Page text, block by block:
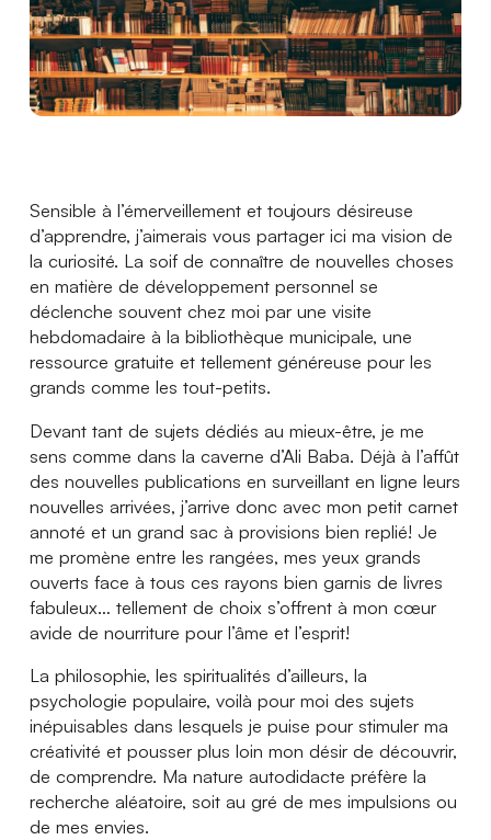
Espace médias
Espace municipalités
Sensible à l’émerveillement et toujours désireuse
d’apprendre, j’aimerais vous partager ici ma vision de
la curiosité. La soif de connaître de nouvelles choses
en matière de développement personnel se
déclenche souvent chez moi par une visite
hebdomadaire à la bibliothèque municipale, une
ressource gratuite et tellement généreuse pour les
grands comme les tout-petits.
Devant tant de sujets dédiés au mieux-être, je me
sens comme dans la caverne d’Ali Baba. Déjà à l’affût
des nouvelles publications en surveillant en ligne leurs
nouvelles arrivées, j’arrive donc avec mon petit carnet
annoté et un grand sac à provisions bien replié! Je
me promène entre les rangées, mes yeux grands
ouverts face à tous ces rayons bien garnis de livres
fabuleux… tellement de choix s’offrent à mon cœur
avide de nourriture pour l’âme et l’esprit!
La philosophie, les spiritualités d’ailleurs, la
psychologie populaire, voilà pour moi des sujets
inépuisables dans lesquels je puise pour stimuler ma
créativité et pousser plus loin mon désir de découvrir,
de comprendre. Ma nature autodidacte préfère la
recherche aléatoire, soit au gré de mes impulsions ou
de mes envies.